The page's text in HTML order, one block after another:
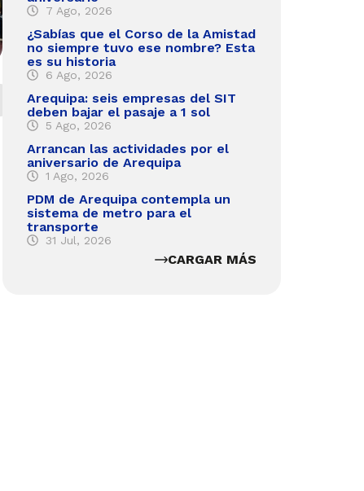
7 Ago, 2026
¿Sabías que el Corso de la Amistad
no siempre tuvo ese nombre? Esta
es su historia
6 Ago, 2026
Arequipa: seis empresas del SIT
deben bajar el pasaje a 1 sol
5 Ago, 2026
Arrancan las actividades por el
aniversario de Arequipa
1 Ago, 2026
PDM de Arequipa contempla un
sistema de metro para el
transporte
31 Jul, 2026
CARGAR MÁS